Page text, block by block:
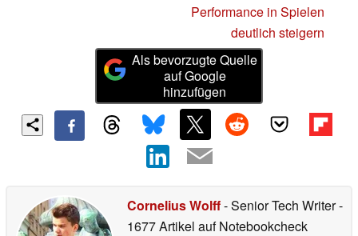
Performance in Spielen
deutlich steigern
Als bevorzugte Quelle
auf Google
hinzufügen
Cornelius Wolff- Senior Tech Writer-
1677 Artikel auf Notebookcheck